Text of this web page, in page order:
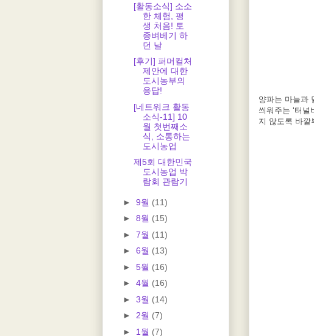
양파는 마늘과
씌워주는 ‘터널
지 않도록 바깥
[활동소식] 소소
한 체험, 평
생 처음! 토
종벼베기 하
던 날
[후기] 퍼머컬처
제안에 대한
도시농부의
응답!
[네트워크 활동
소식-11] 10
월 첫번째소
식, 소통하는
도시농업
제5회 대한민국
도시농업 박
람회 관람기
► 9월 (11)
► 8월 (15)
► 7월 (11)
► 6월 (13)
► 5월 (16)
► 4월 (16)
► 3월 (14)
► 2월 (7)
► 1월 (7)